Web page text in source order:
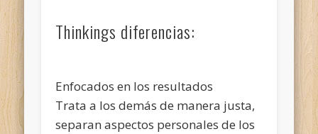
Thinkings diferencias:
Enfocados en los resultados
Trata a los demás de manera justa,
separan aspectos personales de los